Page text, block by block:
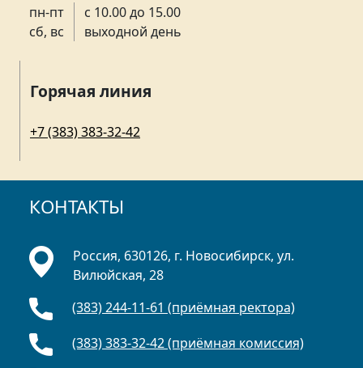
пн-пт
сб, вс
с 10.00 до 15.00
выходной день
Горячая линия
+7 (383) 383-32-42
КОНТАКТЫ
Россия, 630126, г. Новосибирск, ул.
Вилюйская, 28
(383) 244-11-61 (приёмная ректора)
(383) 383-32-42 (приёмная комиссия)